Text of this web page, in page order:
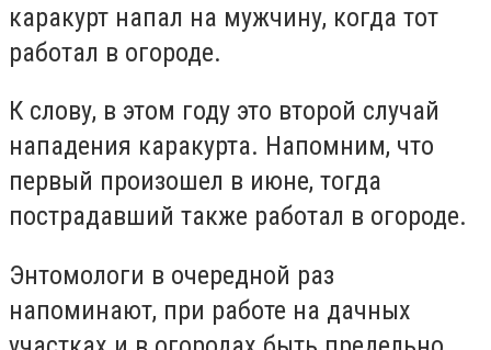
каракурт напал на мужчину, когда тот
работал в огороде.
К слову, в этом году это второй случай
нападения каракурта. Напомним, что
первый произошел в июне, тогда
пострадавший также работал в огороде.
Энтомологи в очередной раз
напоминают, при работе на дачных